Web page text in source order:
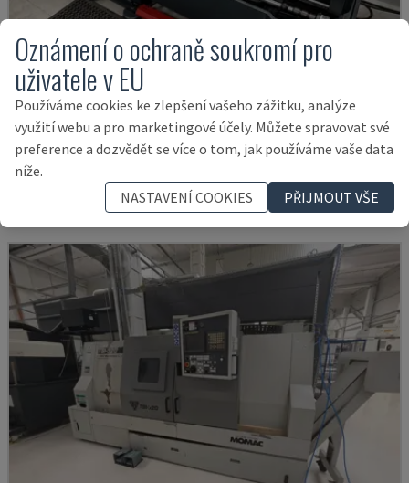
TH 4610
OPTIMUM - HORIZONTÁLNÍ SOUSTRUH
2018
12.000 €
Oznámení o ochraně soukromí pro
uživatele v EU
Používáme cookies ke zlepšení vašeho zážitku, analýze
využití webu a pro marketingové účely. Můžete spravovat své
preference a dozvědět se více o tom, jak používáme vaše data
níže.
NASTAVENÍ COOKIES
PŘIJMOUT VŠE